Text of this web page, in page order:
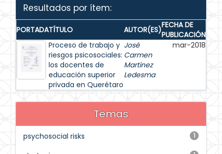
Resultados por ítem:
PORTADATÍTULO AUTOR(ES)FECHA DE
PUBLICACIÓN
Proceso de trabajo y
riesgos psicosociales:
los docentes de
educación superior
privada en Querétaro
José
Carmen
Martinez
Ledesma
mar-2018
Temas
1
psychosocial risks